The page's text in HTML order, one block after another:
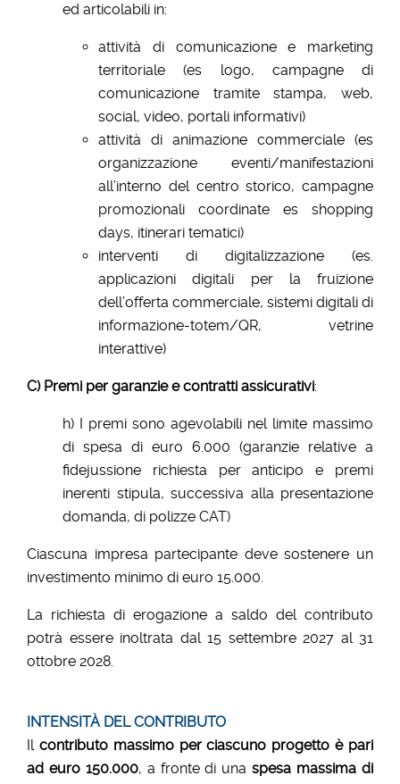
ed articolabili in:
attività di comunicazione e marketing
territoriale (es logo, campagne di
comunicazione tramite stampa, web,
social, video, portali informativi)
attività di animazione commerciale (es
organizzazione eventi/manifestazioni
all’interno del centro storico, campagne
promozionali coordinate es shopping
days, itinerari tematici)
interventi di digitalizzazione (es.
applicazioni digitali per la fruizione
dell’offerta commerciale, sistemi digitali di
informazione-totem/QR, vetrine
interattive)
C) Premi per garanzie e contratti assicurativi:
h) I premi sono agevolabili nel limite massimo
di spesa di euro 6.000 (garanzie relative a
fidejussione richiesta per anticipo e premi
inerenti stipula, successiva alla presentazione
domanda, di polizze CAT)
Ciascuna impresa partecipante deve sostenere un
investimento minimo di euro 15.000.
La richiesta di erogazione a saldo del contributo
potrà essere inoltrata dal 15 settembre 2027 al 31
ottobre 2028.
INTENSITÀDEL CONTRIBUTO
Il contributo massimo per ciascuno progetto è pari
ad euro 150.000, a fronte di unaspesa massima di